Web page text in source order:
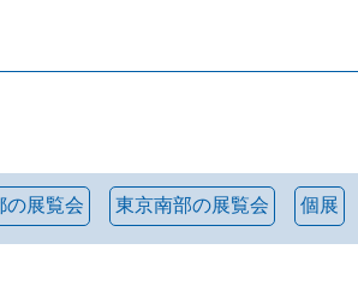
の展覧会 東京南部の展覧会 個展